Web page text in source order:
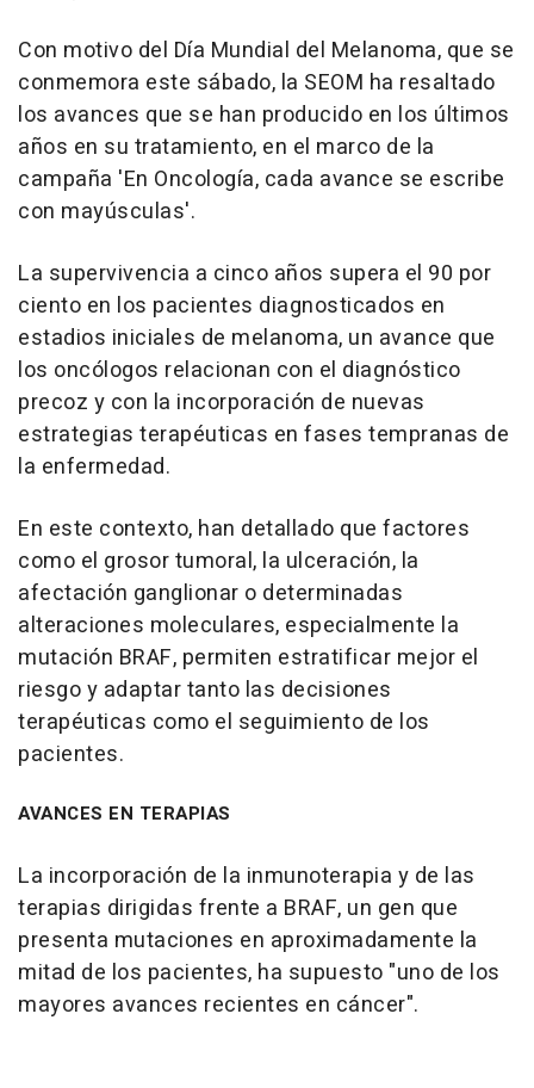
Con motivo del Día Mundial del Melanoma, que se
conmemora este sábado, la SEOM ha resaltado
los avances que se han producido en los últimos
años en su tratamiento, en el marco de la
campaña 'En Oncología, cada avance se escribe
con mayúsculas'.
La supervivencia a cinco años supera el 90 por
ciento en los pacientes diagnosticados en
estadios iniciales de melanoma, un avance que
los oncólogos relacionan con el diagnóstico
precoz y con la incorporación de nuevas
estrategias terapéuticas en fases tempranas de
la enfermedad.
En este contexto, han detallado que factores
como el grosor tumoral, la ulceración, la
afectación ganglionar o determinadas
alteraciones moleculares, especialmente la
mutación BRAF, permiten estratificar mejor el
riesgo y adaptar tanto las decisiones
terapéuticas como el seguimiento de los
pacientes.
AVANCES EN TERAPIAS
La incorporación de la inmunoterapia y de las
terapias dirigidas frente a BRAF, un gen que
presenta mutaciones en aproximadamente la
mitad de los pacientes, ha supuesto "uno de los
mayores avances recientes en cáncer".